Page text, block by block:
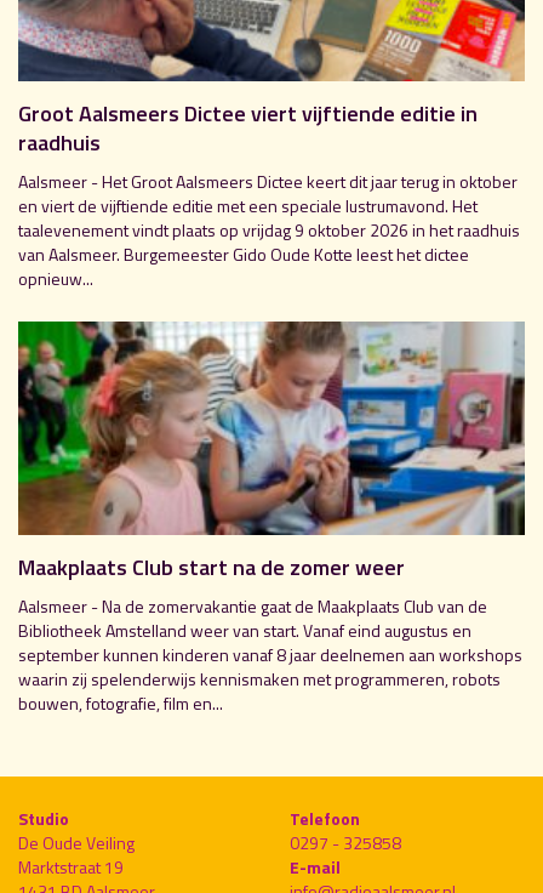
Groot Aalsmeers Dictee viert vijftiende editie in
raadhuis
Aalsmeer - Het Groot Aalsmeers Dictee keert dit jaar terug in oktober
en viert de vijftiende editie met een speciale lustrumavond. Het
taalevenement vindt plaats op vrijdag 9 oktober 2026 in het raadhuis
van Aalsmeer. Burgemeester Gido Oude Kotte leest het dictee
opnieuw...
Maakplaats Club start na de zomer weer
Aalsmeer - Na de zomervakantie gaat de Maakplaats Club van de
Bibliotheek Amstelland weer van start. Vanaf eind augustus en
september kunnen kinderen vanaf 8 jaar deelnemen aan workshops
waarin zij spelenderwijs kennismaken met programmeren, robots
bouwen, fotografie, film en...
Studio
De Oude Veiling
Marktstraat 19
Telefoon
0297 - 325858
E-mail